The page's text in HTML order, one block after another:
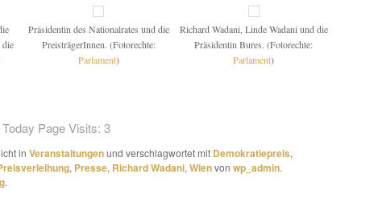
die
Präsidentin des Nationalrates und die
PreisträgerInnen. (Fotorechte:
Parlament)
Richard Wadani, Linde Wadani und die
Präsidentin Bures. (Fotorechte:
Parlament)
Page Visits: 3
in Veranstaltungenund verschlagwortet mit Demokratiepreis,
, Presse, Richard Wadani, Wienvon wp_admin.
.